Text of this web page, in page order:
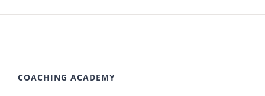
COACHING ACADEMY